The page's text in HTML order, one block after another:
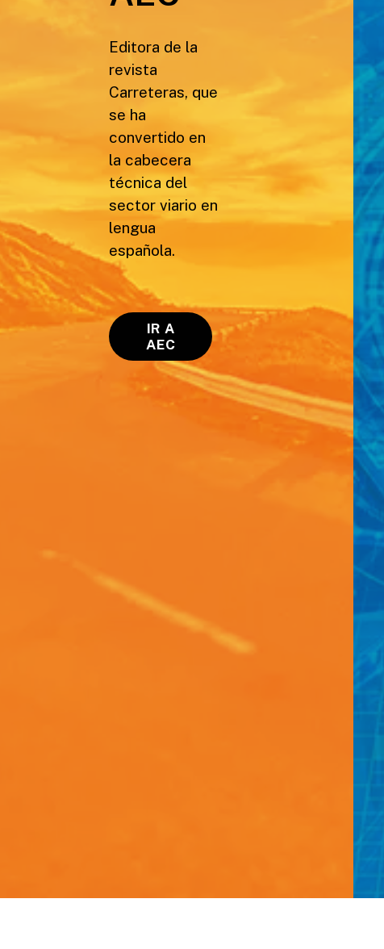
Editora de la
revista
Carreteras, que
se ha
convertido en
la cabecera
técnica del
sector viario en
lengua
española.
IR A
AEC